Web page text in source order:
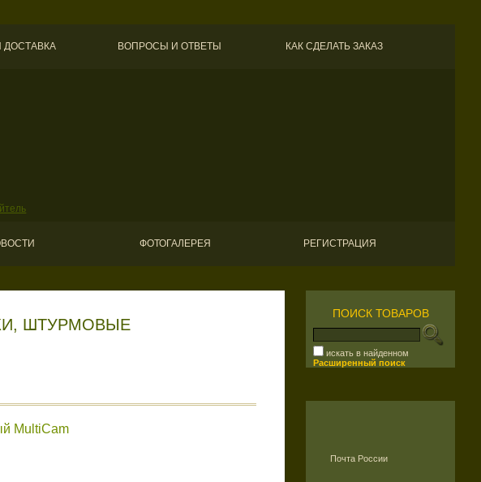
ДОСТАВКА ВОПРОСЫ И ОТВЕТЫ КАК СДЕЛАТЬ ЗАКАЗ
ФОТОГАЛЕРЕЯ РЕГИСТРАЦИЯ
ПОИСК ТОВАРОВ
искать в найденном
Расширенный поиск
Почта России
ШТУРМОВЫЕ
MultiCam